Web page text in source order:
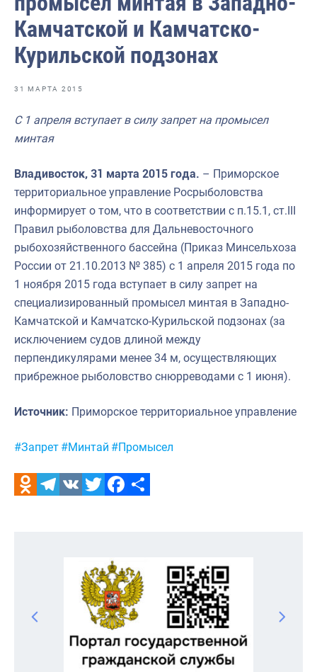
Отраслевые СМИ
Выставки и конференции
Научно-практическая литература
Рыбоохрана России
Отрасль в цифрах
Инфографика
Большая африканская экспедиция
Укрепление духовно-нравственных ценностей
События в России и мире
Камчатской и Камчатско-
Курильской подзонах
31 МАРТА 2015
С 1 апреля вступает в силу запрет на промысел
минтая
Владивосток, 31 марта 2015 года. – Приморское
территориальное управление Росрыболовства
информирует о том, что в соответствии с п.15.1, ст.III
Правил рыболовства для Дальневосточного
рыбохозяйственного бассейна (Приказ Минсельхоза
России от 21.10.2013 № 385) с 1 апреля 2015 года по
1 ноября 2015 года вступает в силу запрет на
специализированный промысел минтая в Западно-
Камчатской и Камчатско-Курильской подзонах (за
исключением судов длиной между
перпендикулярами менее 34 м, осуществляющих
прибрежное рыболовство снюрреводами с 1 июня).
Источник: Приморское территориальное управление
Метки:
#Запрет #Минтай #Промысел